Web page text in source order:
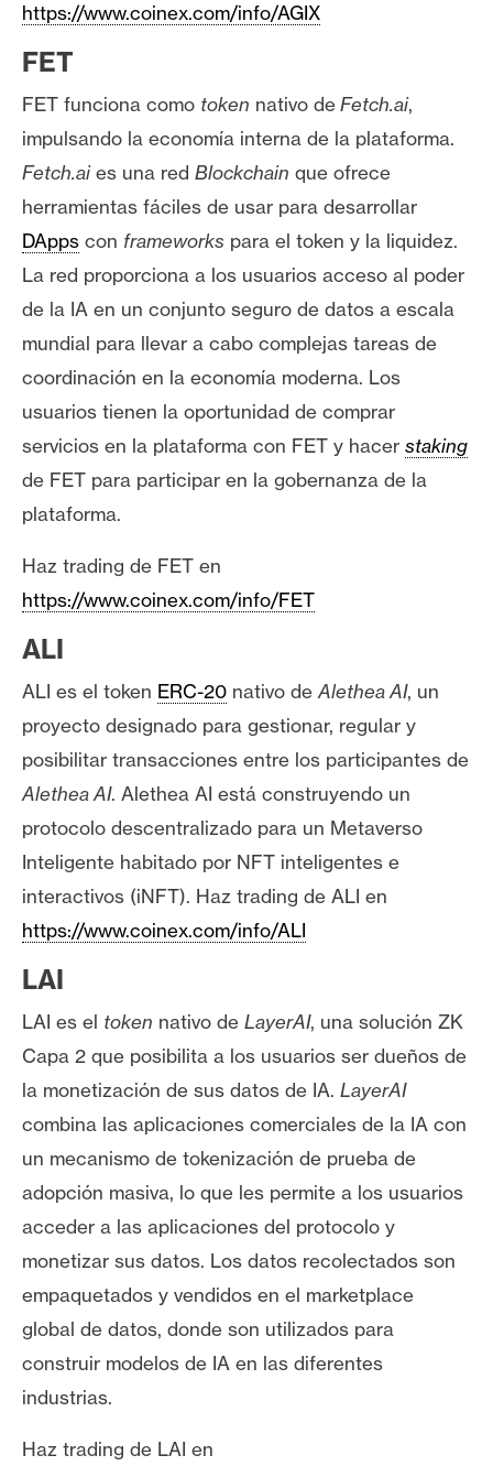
https://www.coinex.com/info/AGIX
FET
FET funciona como token nativo deFetch.ai,
impulsando la economía interna de la plataforma.
Fetch.aies una red Blockchain que ofrece
herramientas fáciles de usar para desarrollar
DApps con frameworks para el token y la liquidez.
La red proporciona a los usuarios acceso al poder
de la IA en un conjunto seguro de datos a escala
mundial para llevar a cabo complejas tareas de
coordinación en la economía moderna. Los
usuarios tienen la oportunidad de comprar
servicios en la plataforma con FET y hacer staking
de FET para participar en la gobernanza de la
plataforma.
Haz trading de FET en
https://www.coinex.com/info/FET
ALI
ALI es el token ERC-20 nativo de Alethea AI, un
proyecto designado para gestionar, regular y
posibilitar transacciones entre los participantes de
Alethea AI. Alethea AI está construyendo un
protocolo descentralizado para un Metaverso
Inteligente habitado por NFT inteligentes e
interactivos (iNFT). Haz trading de ALI en
https://www.coinex.com/info/ALI
LAI
LAI es el token nativo de LayerAI, una solución ZK
Capa 2 que posibilita a los usuarios ser dueños de
la monetización de sus datos de IA. LayerAI
combina las aplicaciones comerciales de la IA con
un mecanismo de tokenización de prueba de
adopción masiva, lo que les permite a los usuarios
acceder a las aplicaciones del protocolo y
monetizar sus datos. Los datos recolectados son
empaquetados y vendidos en el marketplace
global de datos, donde son utilizados para
construir modelos de IA en las diferentes
industrias.
Haz trading de LAI en